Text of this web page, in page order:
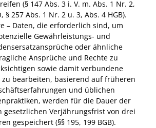
(§ 147 Abs. 3 i. V. m. Abs. 1 Nr. 2,
§ 257 Abs. 1 Nr. 2 u. 3, Abs. 4 HGB).
– Daten, die erforderlich sind, um
Gewährleistungs- und
oder ähnliche
Ansprüche und Rechte zu
sowie damit verbundene
zu bearbeiten, basierend auf früheren
und üblichen
werden für die Dauer der
gesetzlichen Verjährungsfrist von drei
gespeichert (§§ 195, 199 BGB).